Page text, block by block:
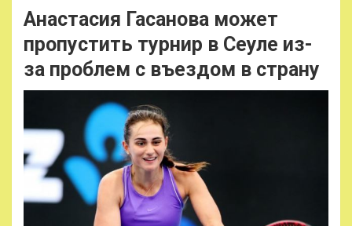
Анастасия Гасанова может
пропустить турнир в Сеуле из-
за проблем с въездом в страну